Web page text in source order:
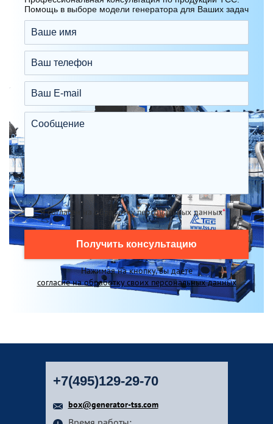
Помощь в выборе модели генератора для Ваших задач
Я согласен на обработку персональных данных*
Получить консультацию
Нажимая на кнопку, вы даете
согласие на обработку своих персональных данных
+7(495)129-29-70
box@generator-tss.com